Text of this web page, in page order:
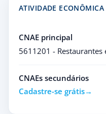
ATIVIDADE
CNAE principal
5611201 - Restaurantes
CNAEs secundários
Cadastre-se grátis